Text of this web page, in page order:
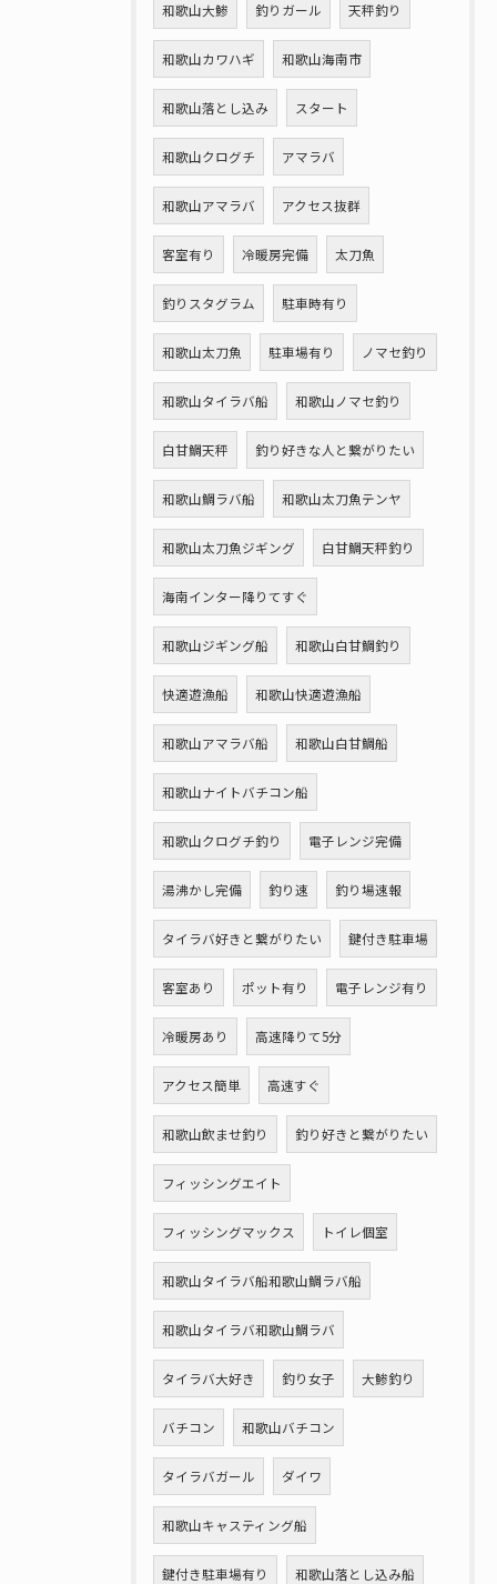
和歌山大鯵 釣りガール 天秤釣り
和歌山カワハギ 和歌山海南市
和歌山落とし込み スタート
和歌山クログチ アマラバ
和歌山アマラバ アクセス抜群
客室有り 冷暖房完備 太刀魚
釣りスタグラム 駐車時有り
和歌山太刀魚 駐車場有り ノマセ釣り
和歌山タイラバ船 和歌山ノマセ釣り
白甘鯛天秤 釣り好きな人と繋がりたい
和歌山鯛ラバ船 和歌山太刀魚テンヤ
和歌山太刀魚ジギング 白甘鯛天秤釣り
海南インター降りてすぐ
和歌山ジギング船 和歌山白甘鯛釣り
快適遊漁船 和歌山快適遊漁船
和歌山アマラバ船 和歌山白甘鯛船
和歌山ナイトバチコン船
和歌山クログチ釣り 電子レンジ完備
湯沸かし完備 釣り速 釣り場速報
タイラバ好きと繋がりたい 鍵付き駐車場
客室あり ポット有り 電子レンジ有り
冷暖房あり 高速降りて5分
アクセス簡単 高速すぐ
和歌山飲ませ釣り 釣り好きと繋がりたい
フィッシングエイト
フィッシングマックス トイレ個室
和歌山タイラバ船和歌山鯛ラバ船
和歌山タイラバ和歌山鯛ラバ
タイラバ大好き 釣り女子 大鯵釣り
バチコン 和歌山バチコン
タイラバガール ダイワ
和歌山キャスティング船
鍵付き駐車場有り 和歌山落とし込み船